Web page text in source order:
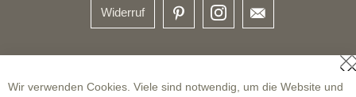
Widerruf
Wir verwenden Cookies. Viele sind notwendig, um die Website und